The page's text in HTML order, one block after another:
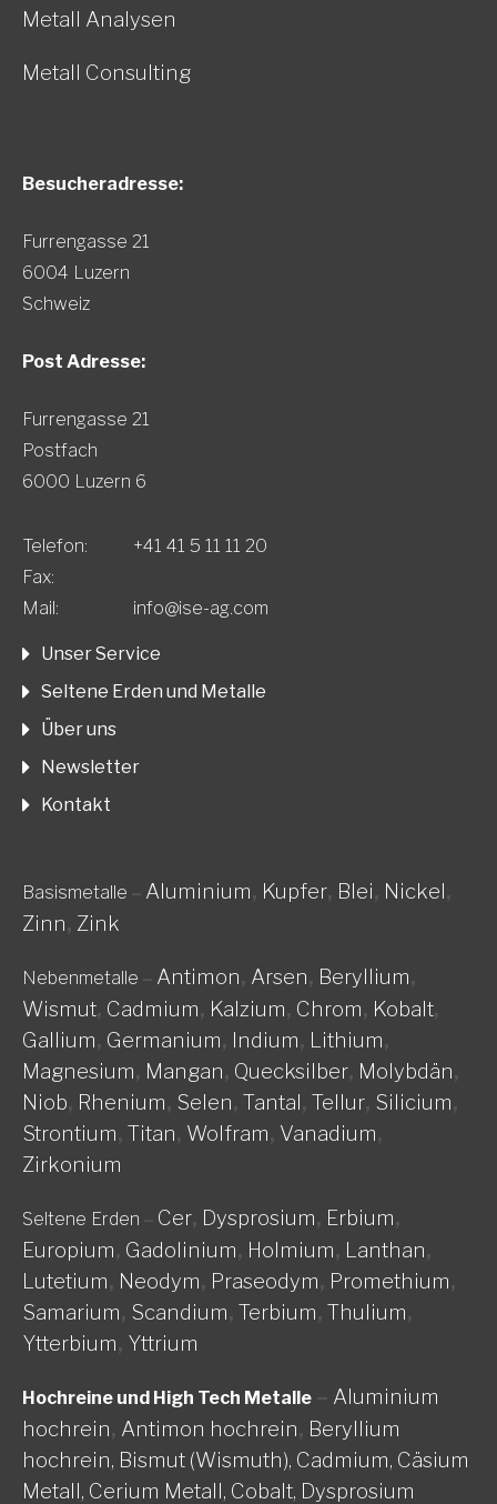
Metall Analysen
Metall Consulting
Besucheradresse:
Furrengasse 21
6004 Luzern
Schweiz
Post Adresse:
Furrengasse 21
Postfach
6000 Luzern 6
Telefon:
+41 41 5 11 11 20
Fax:
Mail:
info@ise-ag.com
Unser Service
Seltene Erden und Metalle
Über uns
Newsletter
Kontakt
Basismetalle – Aluminium, Kupfer, Blei, Nickel,
Zinn, Zink
Nebenmetalle – Antimon, Arsen, Beryllium,
Wismut, Cadmium, Kalzium, Chrom, Kobalt,
Gallium, Germanium, Indium, Lithium,
Magnesium, Mangan, Quecksilber, Molybdän,
Niob, Rhenium, Selen, Tantal, Tellur, Silicium,
Strontium, Titan, Wolfram, Vanadium,
Zirkonium
Seltene Erden – Cer, Dysprosium, Erbium,
Europium, Gadolinium, Holmium, Lanthan,
Lutetium, Neodym, Praseodym, Promethium,
Samarium, Scandium, Terbium, Thulium,
Ytterbium, Yttrium
Hochreine und High Tech Metalle – Aluminium
hochrein, Antimon hochrein, Beryllium
hochrein, Bismut (Wismuth), Cadmium, Cäsium
Metall, Cerium Metall, Cobalt, Dysprosium